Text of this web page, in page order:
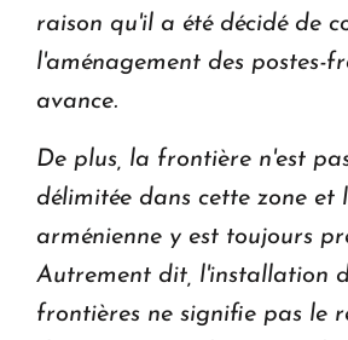
raison qu'il a été décidé de
l'aménagement des postes-
avance.
De plus, la frontière n'est
délimitée dans cette zone et
arménienne y est toujours
Autrement dit, l'installation
frontières ne signifie pas le